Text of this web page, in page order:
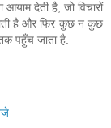
देती है, जो विचारों
है और फिर कुछ न कुछ
पहुँच जाता है.